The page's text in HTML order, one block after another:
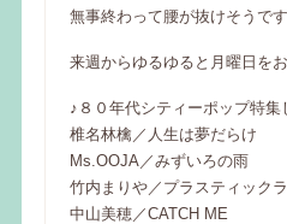
無事終わって腰が抜けそうで
来週からゆるゆると月曜日を
♪８０年代シティーポップ特集
椎名林檎／人生は夢だらけ
Ms.OOJA／みずいろの雨
竹内まりや／プラスティック
中山美穂／CATCH ME